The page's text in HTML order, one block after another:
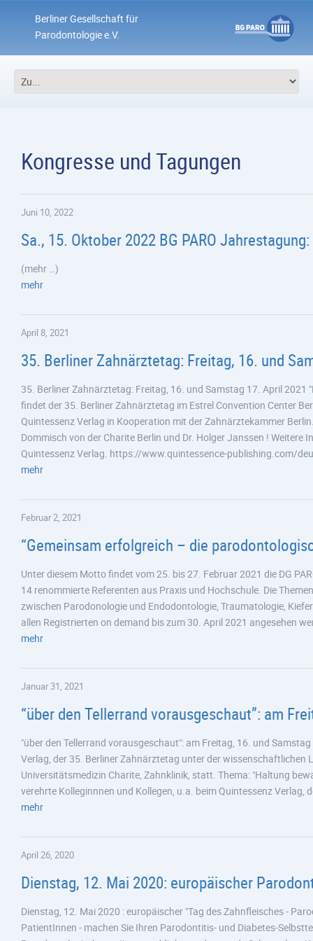
Berliner Gesellschaft für
Parodontologie e.V.
Kongresse und Tagungen
Juni 10, 2022
Sa., 15. Oktober 2022 BG PARO
(mehr …)
mehr
April 8, 2021
35. Berliner Zahnärztetag: Freitag, 16. und
35. Berliner Zahnärztetag: Freitag, 16. und Samstag 17. April
findet der 35. Berliner Zahnärztetag im Estrel Convention Center
Quintessenz Verlag in Kooperation mit der Zahnärztekammer
Dommisch von der Charite Berlin und Dr. Holger Janssen !
Quintessenz Verlag. https://www.quintessence-publishing.com/
mehr
Februar 2, 2021
“Gemeinsam erfolgreich – die
Unter diesem Motto findet vom 25. bis 27. Februar 2021 die DG
14 renommierte Referenten aus Praxis und Hochschule. Die
zwischen Parodonologie und Endodontologie, Traumatologie,
allen Registrierten on demand bis zum 30. April 2021 angesehen
mehr
Januar 31, 2021
“über den Tellerrand vorausgeschaut”: am
"über den Tellerrand vorausgeschaut": am Freitag, 16. und
Verlag, der 35. Berliner Zahnärztetag unter der
Universitätsmedizin Charite, Zahnklinik, statt. Thema: "Haltung
verehrte Kolleginnnen und Kollegen, u.a. beim Quintessenz Verlag,
mehr
April 26, 2020
Dienstag, 12. Mai 2020: europäischer
Dienstag, 12. Mai 2020 : europäischer "Tag des Zahnfleisches -
PatientInnen - machen Sie Ihren Parodontitis- und Diabetes-